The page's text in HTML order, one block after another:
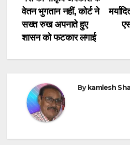
o
o
k
p
navigation
वेतन भुगतान नहीं, कोर्ट ने
सख्त रुख अपनाते हुए
शासन को फटकार लगाई
Bykamlesh